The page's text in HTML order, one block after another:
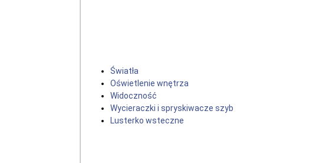
Światła
Oświetlenie wnętrza
Widoczność
Wycieraczki i spryskiwacze szyb
Lusterko wsteczne